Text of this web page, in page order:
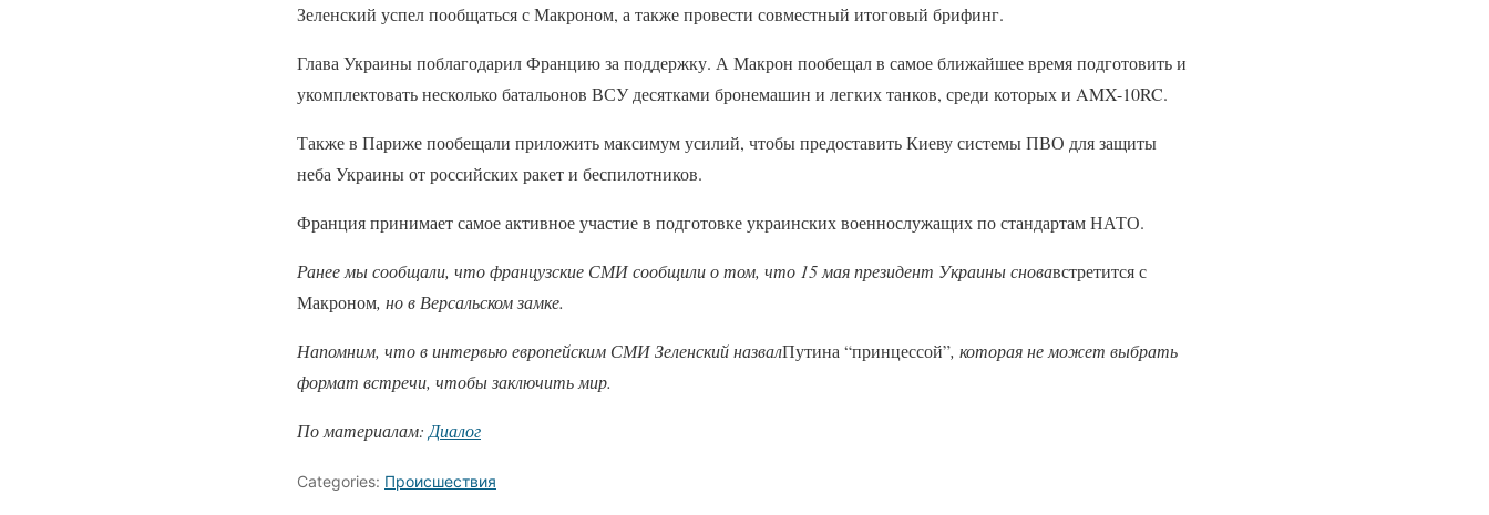
Зеленский успел пообщаться с Макроном, а также провести совместный итоговый брифинг.
Глава Украины поблагодарил Францию за поддержку. А Макрон пообещал в самое ближайшее время подготовить и
укомплектовать несколько батальонов ВСУ десятками бронемашин и легких танков, среди которых и AMX-10RC.
Также в Париже пообещали приложить максимум усилий, чтобы предоставить Киеву системы ПВО для защиты
неба Украины от российских ракет и беспилотников.
Франция принимает самое активное участие в подготовке украинских военнослужащих по стандартам НАТО.
Ранее мы сообщали, что французские СМИ сообщили о том, что 15 мая президент Украины сновавстретится с
Макроном, но в Версальском замке.
Напомним, что в интервью европейским СМИ Зеленский назвалПутина “принцессой”, которая не может выбрать
формат встречи, чтобы заключить мир.
По материалам: Диалог
Categories: Происшествия